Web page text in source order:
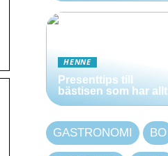
HENNE
Presenttips till
bästisen som har allt
GASTRONOMI BO